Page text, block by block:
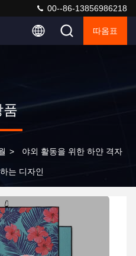
00--86-13856986218
따옴표
품
> 야외 활동을 위한 하얀 격자
는 디자인